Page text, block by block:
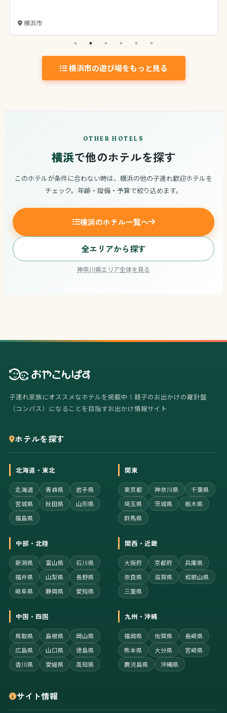
横浜市
横浜市の遊び場をもっと見る
OTHER HOTELS
横浜で他のホテルを探す
このホテルが条件に合わない時は、横浜の他の子連れ歓迎ホテルを
チェック。年齢・設備・予算で絞り込めます。
横浜のホテル一覧へ
全エリアから探す
神奈川県エリア全体を見る
子連れ家族にオススメなホテルを掲載中！親子のお出かけの羅針盤
（コンパス）になることを目指すお出かけ情報サイト
ホテルを探す
北海道・東北
北海道 青森県
岩手県
宮城県
秋田県
山形県
福島県
関東
東京都 神奈川県
千葉県
埼玉県
茨城県
栃木県
群馬県
中部・北陸
新潟県 富山県
石川県
福井県
山梨県
長野県
岐阜県
静岡県 愛知県
関西・近畿
大阪府 京都府
兵庫県
奈良県
滋賀県
和歌山県
三重県
中国・四国
鳥取県 島根県
岡山県
広島県
山口県
徳島県
香川県
愛媛県 高知県
九州・沖縄
福岡県 佐賀県
長崎県
熊本県
大分県
宮崎県
鹿児島県
沖縄県
サイト情報